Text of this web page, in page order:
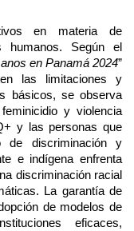
en materia de
humanos. Según el
en Panamá 2024”
las limitaciones y
básicos, se observa
y violencia
y las personas que
de discriminación y
e indígena enfrenta
discriminación racial
La garantía de
de modelos de
eficaces,